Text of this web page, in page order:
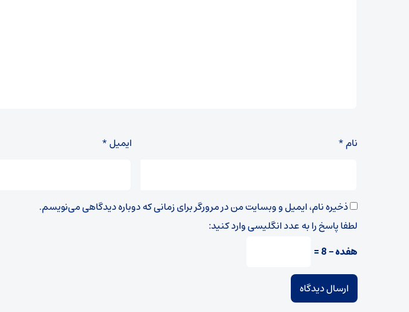
نام* ایمیل*
ذخیره نام، ایمیل و وبسایت من در مرورگر برای زمانی که دوباره دیدگاهی می‌نویسم.
لطفا پاسخ را به عدد انگلیسی وارد کنید:
هفده − 8 =